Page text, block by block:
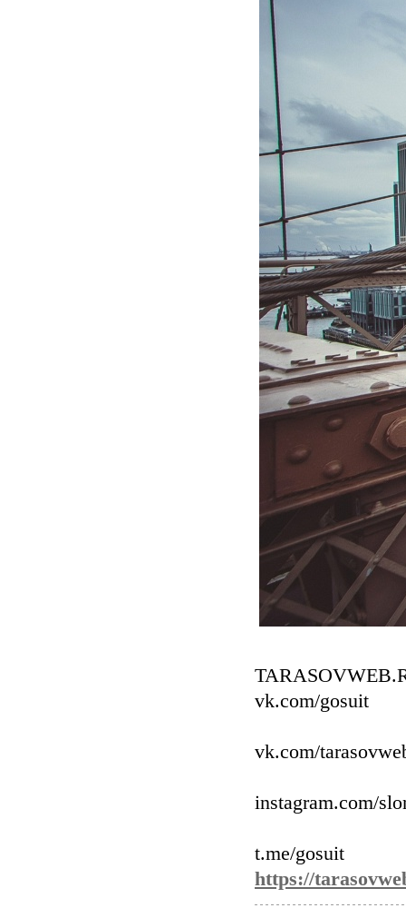
vk.com/gosuit
vk.com/
instagram.com/
t.me/gosuit
https://